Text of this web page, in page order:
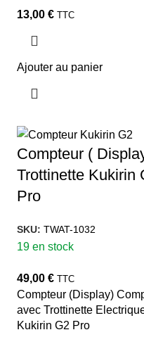
13,00 € TTC
Ajouter au panier
Compteur (
Trottinette Kukirin
Pro
SKU: TWAT-1032
19 en stock
49,00 € TTC
Compteur (Display)
avec Trottinette
Kukirin G2 Pro